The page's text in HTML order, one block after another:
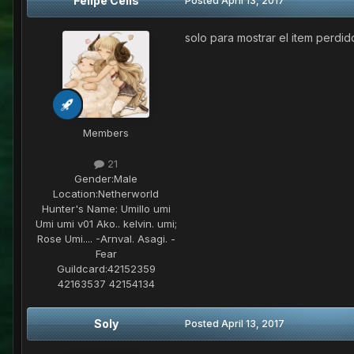
Members
21
Gender:Male
Location:Netherworld
Hunter's Name: Umillo umi
Umi umi v01 Ako.. kelvin. umi;
Rose Umi.... -Arnval. Asagi. -
Fear
Guildcard:42152359
42163537 42154134
solo para mostrar el item
Soly PostedApril 13, 2017